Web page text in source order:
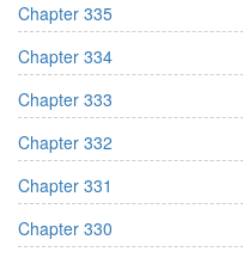
Chapter 335
Chapter 334
Chapter 333
Chapter 332
Chapter 331
Chapter 330